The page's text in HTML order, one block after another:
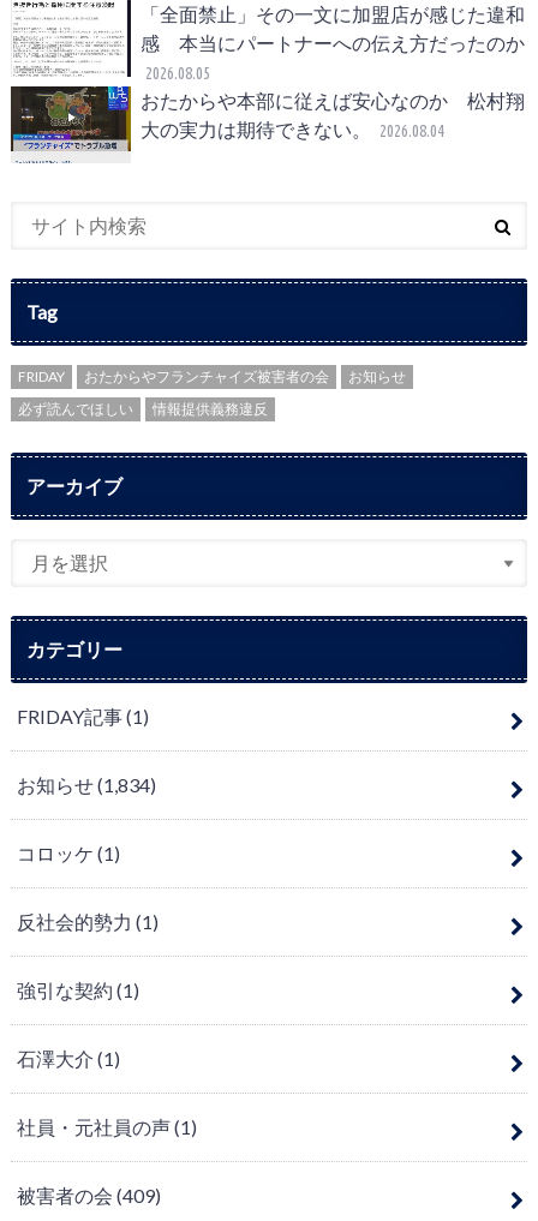
「全面禁止」その一文に加盟店が感じた違和
感 本当にパートナーへの伝え方だったのか
2026.08.05
おたからや本部に従えば安心なのか 松村翔
大の実力は期待できない。
2026.08.04
Tag
FRIDAY おたからやフランチャイズ被害者の会
お知らせ
必ず読んでほしい
情報提供義務違反
アーカイブ
カテゴリー
FRIDAY記事(1)
お知らせ(1,834)
コロッケ (1)
反社会的勢力 (1)
強引な契約 (1)
石澤大介 (1)
社員・元社員の声(1)
被害者の会 (409)